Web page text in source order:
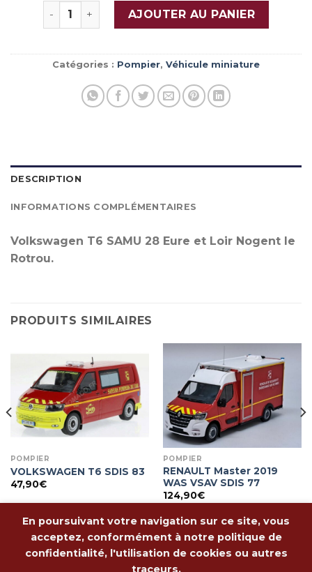
quantité de VOLKSWAGEN T6 SAMU 28 NOGENT
AJOUTER AU PANIER
Catégories : Pompier, Véhicule miniature
DESCRIPTION
INFORMATIONS COMPLÉMENTAIRES
Volkswagen T6 SAMU 28 Eure et Loir Nogent le
Rotrou.
PRODUITS SIMILAIRES
POMPIER
VOLKSWAGEN T6 SDIS 83
47,90€
POMPIER
RENAULT Master 2019
WAS VSAV SDIS 77
124,90€
En poursuivant votre navigation sur ce site, vous
acceptez, conformément à notre politique de
confidentialité, l'utilisation de cookies ou autres
traceurs.